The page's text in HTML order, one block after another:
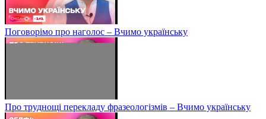
Поговорімо про наголос – Вчимо українську
Про труднощі перекладу фразеологізмів – Вчимо українську